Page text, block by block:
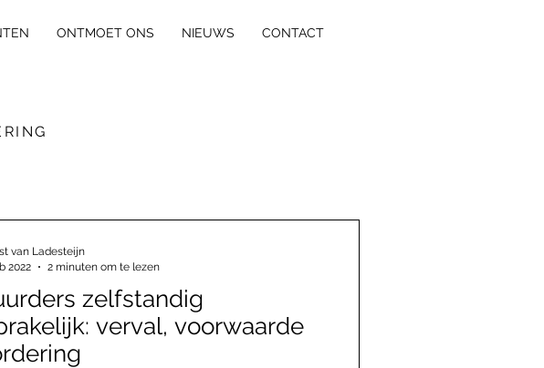
ONTMOET ONS NIEUWS CONTACT
zelfstandig
verval, voorwaarde
van Ladesteijn
2022
2 minuten om te lezen